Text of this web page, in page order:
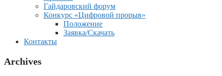
Гайдаровский форум
Конкурс «Цифровой прорыв»
Положение
Заявка/Скачать
Контакты
Archives